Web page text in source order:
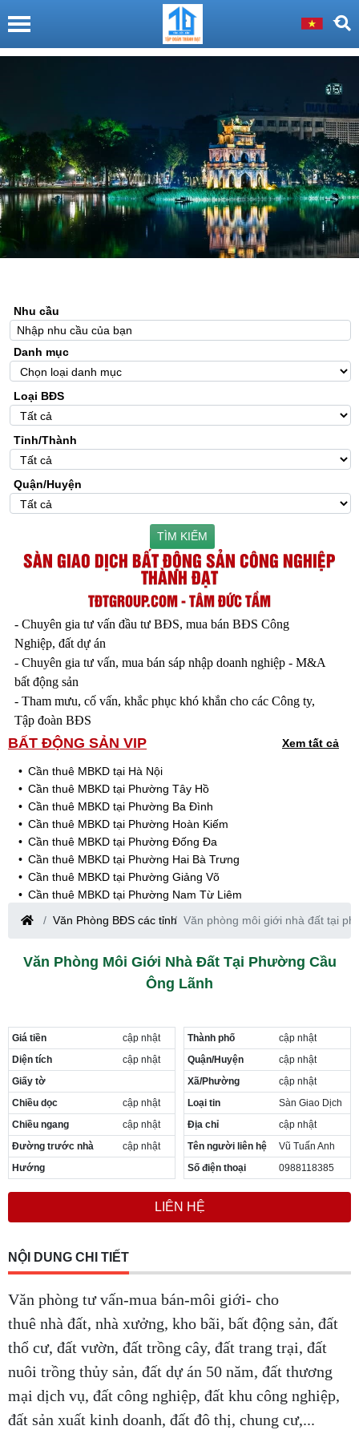
Nhu cầu
Danh mục
Loại BĐS
Tỉnh/Thành
Quận/Huyện
TÌM KIẾM
SÀN GIAO DỊCH BẤT ĐỘNG SẢN CÔNG NGHIỆP
THÀNH ĐẠT
TĐTGROUP.COM - TÂM ĐỨC TẦM
- Chuyên gia tư vấn đầu tư BĐS, mua bán BĐS Công
Nghiệp, đất dự án
- Chuyên gia tư vấn, mua bán sáp nhập doanh nghiệp - M&A
bất động sản
- Tham mưu, cố vấn, khắc phục khó khắn cho các Công ty,
Tập đoàn BĐS
BẤT ĐỘNG SẢN VIP Xem tất cả
Cần thuê MBKD tại Hà Nội
Cần thuê MBKD tại Phường Tây Hồ
Cần thuê MBKD tại Phường Ba Đình
Cần thuê MBKD tại Phường Hoàn Kiếm
Cần thuê MBKD tại Phường Đống Đa
Cần thuê MBKD tại Phường Hai Bà Trưng
Cần thuê MBKD tại Phường Giảng Võ
Cần thuê MBKD tại Phường Nam Từ Liêm
Cần thuê MBKD tại Phường Cầu Giấy
Cần thuê MBKD tại Phường Thanh Xuân
Cần thuê MBKD tại Phường Hà Đông
Cần thuê MBKD tại Phường Hoàng Mai
Cần thuê MBKD tại Phường Nghĩa Độ
Cần thuê MBKD tại Phường Phương Liệt
Cần thuê MBKD tại Phường Khương Đình
Cần thuê MBKD tại Phường Yên Sở
Cần thuê MBKD tại Phường Hoàng Liệt
Cần thuê MBKD tại Phường Định Công
Cần thuê MBKD tại Phường Tương Mai
Cần thuê MBKD tại Phường Vĩnh Hưng
Cần thuê MBKD tại Phường Lĩnh Nam
Cần thuê MBKD tại Phường Hồng Hà
Cần thuê MBKD tại Phường Láng
Cần thuê MBKD tại Phường Kim Liên
Cần thuê MBKD tại Phường Bạch Mai
Văn Phòng BĐS các tỉnh Văn phòng môi giới nhà đất tại
Văn Phòng Môi Giới Nhà Đất Tại Phường Cầu
Ông Lãnh
Giá tiền
cập nhật
Diện tích
cập nhật
Giấy tờ
Chiều dọc
cập nhật
Chiều ngang
cập nhật
Đường trước nhà
cập nhật
Hướng
Thành phố
cập nhật
Quận/Huyện
cập nhật
Xã/Phường
cập nhật
Loại tin
Sàn Giao Dịch
Địa chỉ
cập nhật
Tên người liên hệ
Vũ Tuấn Anh
Số điện thoại
0988118385
LIÊN HỆ
NỘI DUNG CHI TIẾT
Văn phòng tư vấn-mua bán-môi giới- cho
thuê nhà đất, nhà xưởng, kho bãi, bất động sản, đất
thổ cư, đất vườn, đất trồng cây, đất trang trại, đất
nuôi trồng thủy sản, đất dự án 50 năm, đất thương
mại dịch vụ, đất công nghiệp, đất khu công nghiệp,
đất sản xuất kinh doanh, đất đô thị, chung cư,...